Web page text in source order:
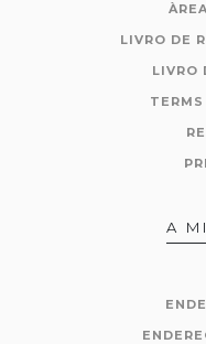
LIVRO DE
LIVRO
A